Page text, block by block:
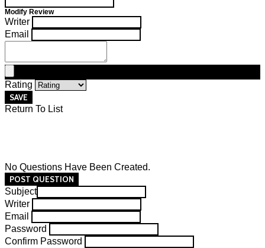
Modify Review
Writer
Email
Rating
SAVE
Return To List
No Questions Have Been Created.
POST QUESTION
Subject
Writer
Email
Password
Confirm Password